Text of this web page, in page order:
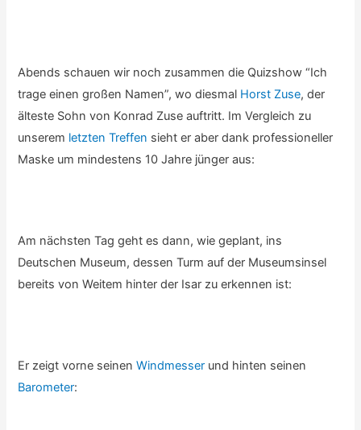
Abends schauen wir noch zusammen die Quizshow “Ich
trage einen großen Namen”, wo diesmal Horst Zuse, der
älteste Sohn von Konrad Zuse auftritt. Im Vergleich zu
unserem letzten Treffen sieht er aber dank professioneller
Maske um mindestens 10 Jahre jünger aus:
Am nächsten Tag geht es dann, wie geplant, ins
Deutschen Museum, dessen Turm auf der Museumsinsel
bereits von Weitem hinter der Isar zu erkennen ist:
Er zeigt vorne seinenWindmesser und hinten seinen
Barometer: